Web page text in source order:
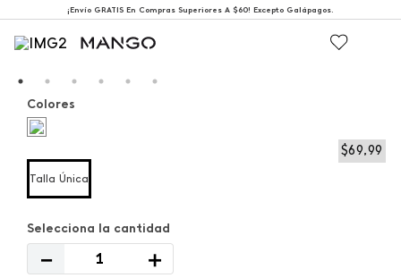
¡Envío GRATIS En Compras Superiores A $60! Excepto Galápagos.
$69,99
Colores
Talla Única
＋
－